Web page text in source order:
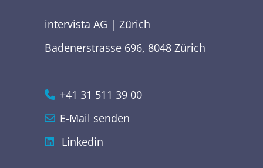
intervista AG | Zürich
Badenerstrasse 696, 8048 Zürich
+41 31 511 39 00
E-Mail senden
Linkedin